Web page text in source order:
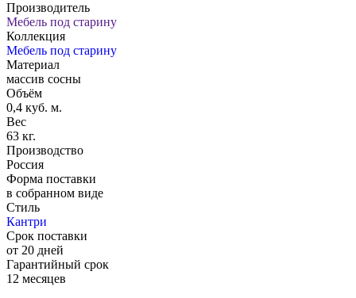
Производитель
Мебель под старину
Коллекция
Мебель под старину
Материал
массив сосны
Объём
0,4 куб. м.
Вес
63 кг.
Производство
Россия
Форма поставки
в собранном виде
Стиль
Кантри
Срок поставки
от 20 дней
Гарантийный срок
12 месяцев